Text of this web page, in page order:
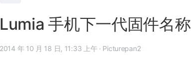
Lumia 手机下一代固件名
2014 年 10 月 18 日, 11:33 上午 · Picturepan2